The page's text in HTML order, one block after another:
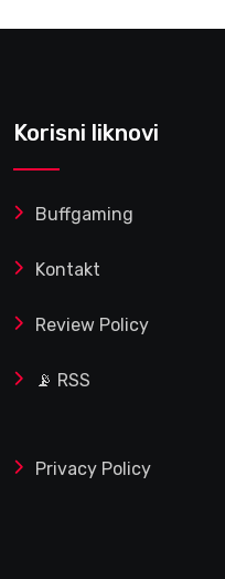
Korisni liknovi
Buffgaming
Kontakt
Review Policy
📡 RSS
Privacy Policy